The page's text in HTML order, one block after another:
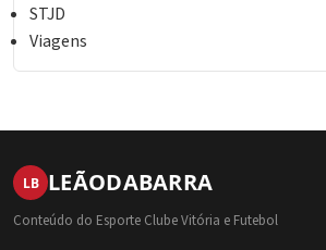
STJD
Viagens
LB LEÃODABARRA
Conteúdo do Esporte Clube Vitória e Futebol